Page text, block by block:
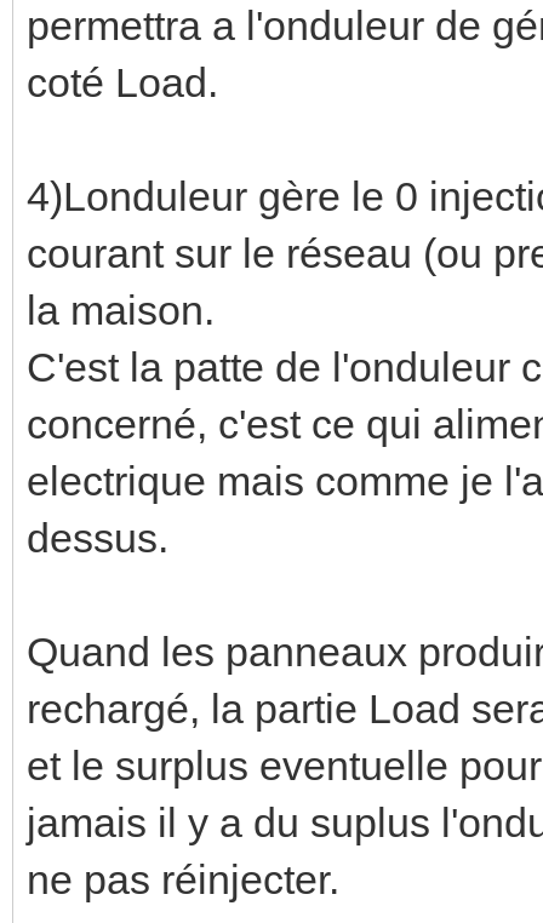
permettra a l'onduleur de
coté Load.
4)Londuleur gère le 0
courant sur le réseau (ou
la maison.
C'est la patte de l'onduleur
concerné, c'est ce qui
electrique mais comme je
dessus.
Quand les panneaux
rechargé, la partie Load
et le surplus eventuelle
jamais il y a du suplus
ne pas réinjecter.